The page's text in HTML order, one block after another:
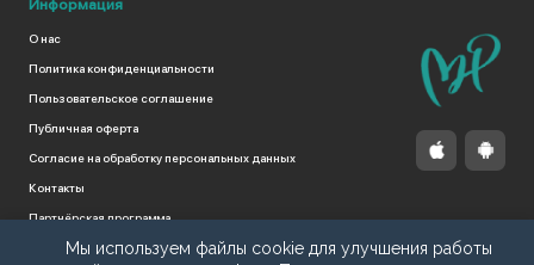
Информация
О нас
Политика конфиденциальности
Пользовательское соглашение
Публичная оферта
Согласие на обработку персональных данных
Контакты
Партнёрская программа
Поддержать проект
Мы используем файлы cookie для улучшения работы